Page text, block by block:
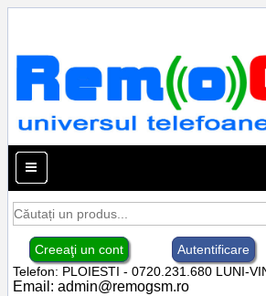
Creeaţi un cont
Autentificare
Telefon: PLOIESTI - 0720.231.680 LUNI-
Email: admin@remogsm.ro